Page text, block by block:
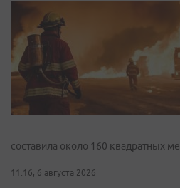
составила около 160 квадратных
11:16, 6 августа 2026